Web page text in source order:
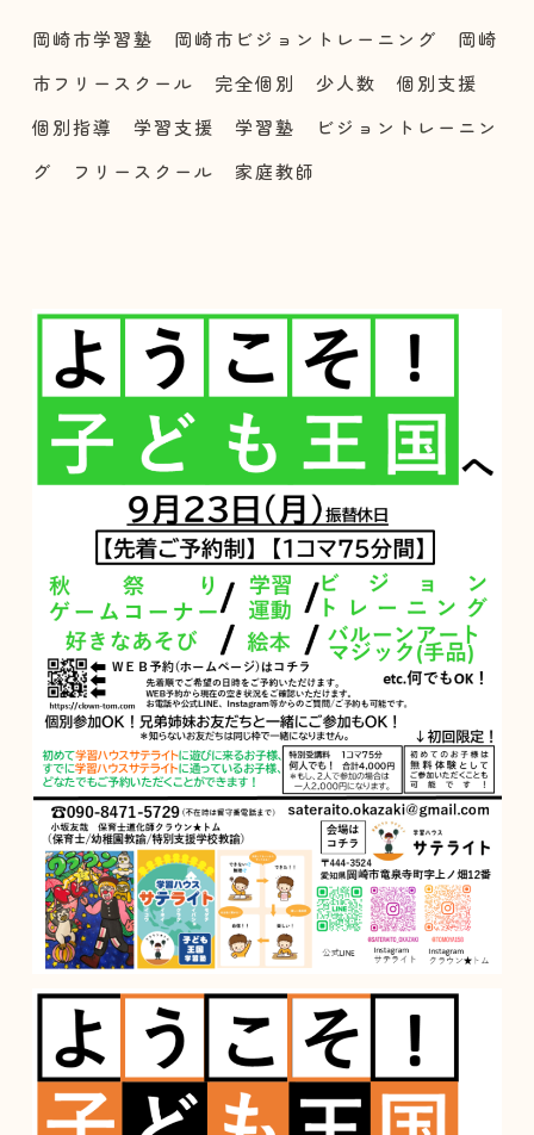
岡崎市学習塾 岡崎市ビジョントレーニング 岡崎
市フリースクール 完全個別 少人数 個別支援
個別指導 学習支援 学習塾 ビジョントレーニン
グ フリースクール 家庭教師